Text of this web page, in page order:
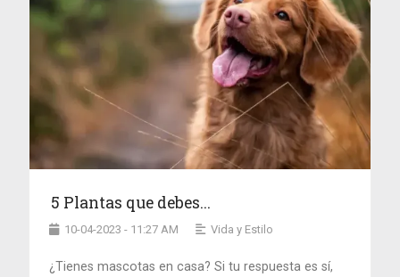
5 Plantas que debes...
10-04-2023 - 11:27 AM Vida y Estilo
¿Tienes mascotas en casa? Si tu respuesta es sí,